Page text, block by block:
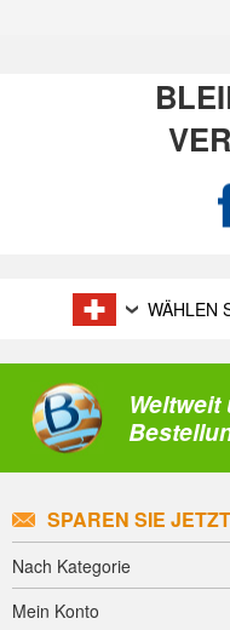
WÄHLEN
SPAREN SIE
Nach Kategorie
Mein Konto